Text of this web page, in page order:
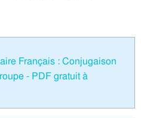
Français : Conjugaison
- PDF gratuit à